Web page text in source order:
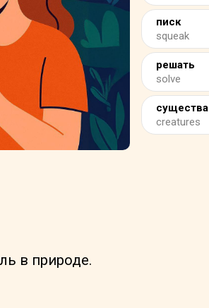
писк
squeak
решать
solve
существа
creatures
в природе.